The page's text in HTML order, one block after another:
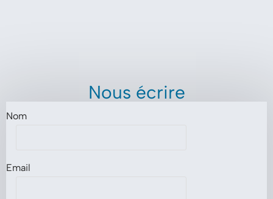
Nous écrire
Nom
Email